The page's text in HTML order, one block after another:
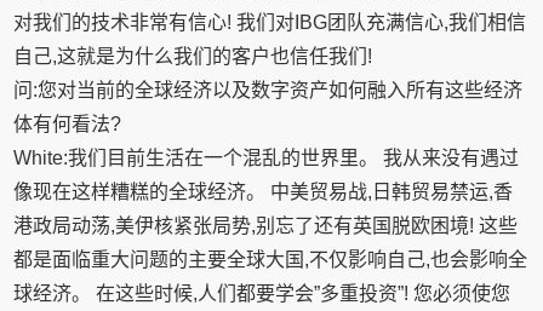
对我们的技术非常有信心! 我们对IBG团队充满信心,我们相信
自己,这就是为什么我们的客户也信任我们!
问:您对当前的全球经济以及数字资产如何融入所有这些经济
体有何看法?
White:我们目前生活在一个混乱的世界里。 我从来没有遇过
像现在这样糟糕的全球经济。 中美贸易战,日韩贸易禁运,香
港政局动荡,美伊核紧张局势,别忘了还有英国脱欧困境! 这些
都是面临重大问题的主要全球大国,不仅影响自己,也会影响全
球经济。 在这些时候,人们都要学会”多重投资”! 您必须使您